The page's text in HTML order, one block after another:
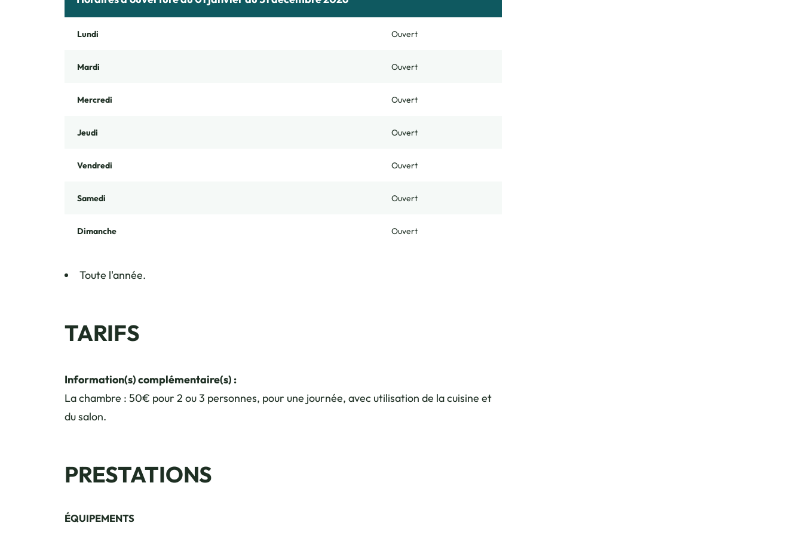
Lundi Ouvert
Mardi Ouvert
Mercredi Ouvert
Jeudi Ouvert
Vendredi Ouvert
Samedi Ouvert
Dimanche Ouvert
Toute l'année.
TARIFS
Information(s) complémentaire(s) :
La chambre : 50€ pour 2 ou 3 personnes, pour une journée, avec utilisation de la cuisine et
du salon.
PRESTATIONS
ÉQUIPEMENTS